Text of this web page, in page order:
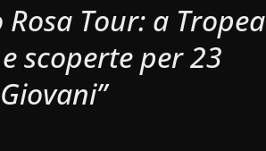
Tour: a Tropea
scoperte per 23